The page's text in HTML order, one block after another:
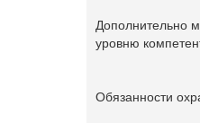
Дополнительно
уровню
Обязанности